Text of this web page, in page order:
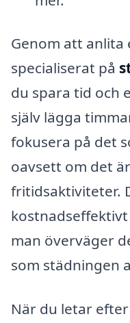
Genom att
specialiserat på
du spara tid och
själv lägga
fokusera på det
oavsett om det
fritidsaktiviteter.
man överväger
som städningen
När du letar